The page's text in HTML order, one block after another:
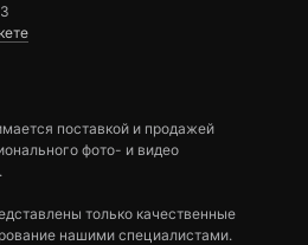
поставкой и продажей
фото- и видео
только качественные
нашими специалистами.